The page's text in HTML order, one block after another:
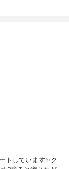
トしています✨ク